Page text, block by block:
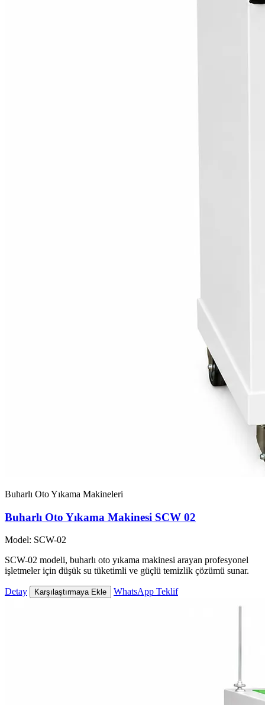
Buharlı Oto Yıkama Makineleri
Buharlı Oto Yıkama Makinesi SCW 02
Model: SCW-02
SCW-02 modeli, buharlı oto yıkama makinesi arayan profesyonel
işletmeler için düşük su tüketimli ve güçlü temizlik çözümü sunar.
Detay Karşılaştırmaya Ekle WhatsApp Teklif